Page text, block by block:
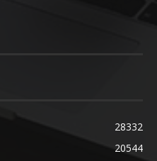
28332
20544